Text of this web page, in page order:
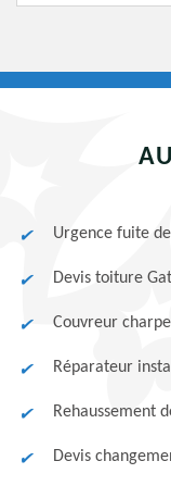
Urgence fuite
Devis toiture
Couvreur
Réparateur
Rehaussement
Devis